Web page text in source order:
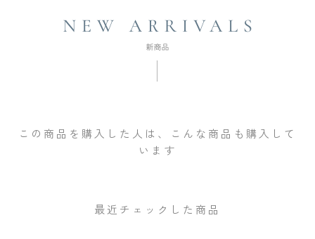
この商品を購入した人は、こんな商品も購入して
います
最近チェックした商品